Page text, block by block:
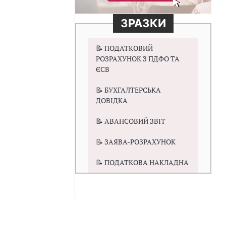
ЗРАЗКИ
📝 ПОДАТКОВИЙ
РОЗРАХУНОК З ПДФО ТА
ЄСВ
📝 БУХГАЛТЕРСЬКА
ДОВІДКА
📝 АВАНСОВИЙ ЗВІТ
📝 ЗАЯВА-РОЗРАХУНОК
📝 ПОДАТКОВА НАКЛАДНА